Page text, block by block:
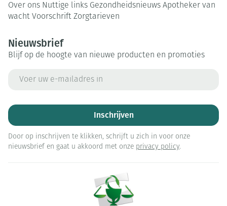
Over ons Nuttige links Gezondheidsnieuws Apotheker van
wacht Voorschrift Zorgtarieven
Nieuwsbrief
Blijf op de hoogte van nieuwe producten en promoties
Inschrijven
Door op inschrijven te klikken, schrijft u zich in voor onze
nieuwsbrief en gaat u akkoord met onze privacy policy.